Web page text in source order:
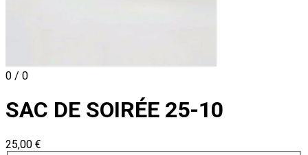
0 / 0
SAC DE SOIRÉE 25-10
25,00 €